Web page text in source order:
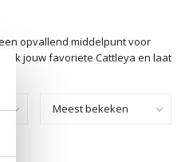
opvallend middelpunt voor
jouw favoriete Cattleya en laat